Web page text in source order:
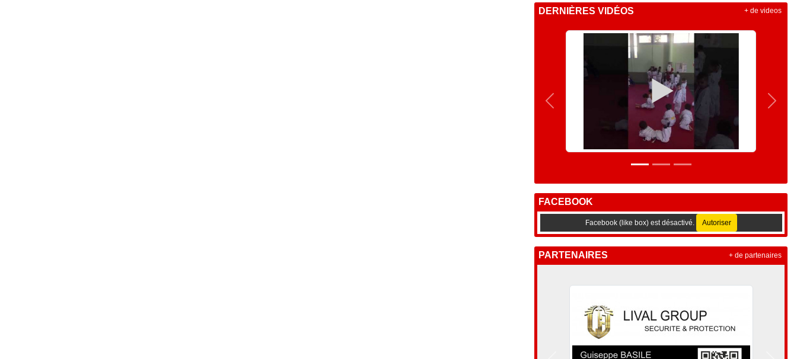
DERNIÈRES VIDÉOS
Précedent
+ de videos
FACEBOOK
Facebook (like box) est désactivé. Autoriser
PARTENAIRES + de partenaires